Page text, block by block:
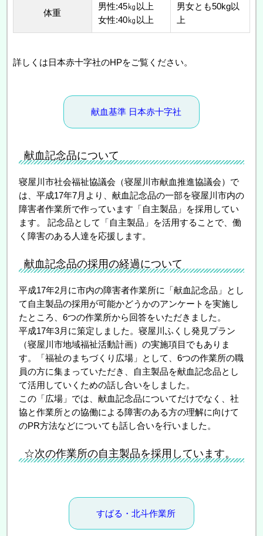
体重
男性:45㎏以上
女性:40㎏以上
男女とも50kg以
上
詳しくは日本赤十字社のHPをご覧ください。
献血基準 日本赤十字社
献血記念品について
寝屋川市社会福祉協議会（寝屋川市献血推進協議会）で
は、平成17年7月より、献血記念品の一部を寝屋川市内の
障害者作業所で作っています「自主製品」を採用してい
ます。 記念品として「自主製品」を活用することで、働
く障害のある人達を応援します。
献血記念品の採用の経過について
平成17年2月に市内の障害者作業所に「献血記念品」とし
て自主製品の採用が可能かどうかのアンケートを実施し
たところ、6つの作業所から回答をいただきました。
平成17年3月に策定しました。寝屋川ふくし発見プラン
（寝屋川市地域福祉活動計画）の実施項目でもありま
す。「福祉のまちづくり広場」として、6つの作業所の職
員の方に集まっていただき、自主製品を献血記念品とし
て活用していくための話し合いをしました。
この「広場」では、献血記念品についてだけでなく、社
協と作業所との協働による障害のある方の理解に向けて
のPR方法などについても話し合いを行いました。
☆次の作業所の自主製品を採用しています。
すばる・北斗作業所